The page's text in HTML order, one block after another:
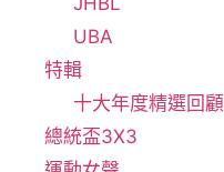
UBA
特輯
十大年度精選回顧
總統盃3X3